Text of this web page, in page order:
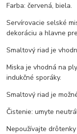
Farba: červená, biela.
Servírovacie selské
dekoráciu a hlavne
Smaltový riad je
Miska je vhodná na
indukčné sporáky.
Smaltový riad je
Čistenie: umyte
Nepoužívajte